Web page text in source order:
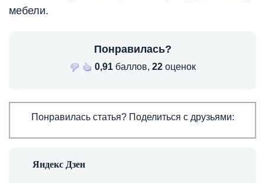
мебели.
Понравилась?
0,91баллов, 22оценок
Понравилась статья? Поделиться с друзьями: